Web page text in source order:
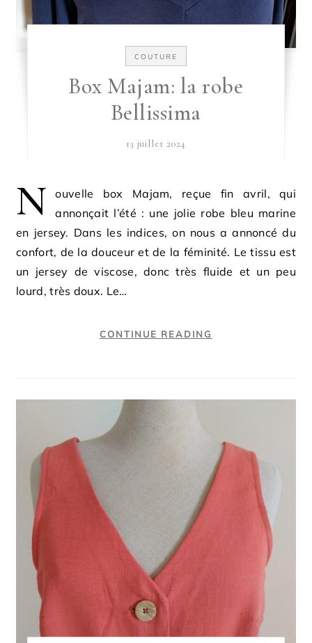
COUTURE
Box Majam: la robe
Bellissima
13 juillet 2024
N
ouvelle box Majam, reçue fin avril, qui
annonçait l’été : une jolie robe bleu marine
en jersey. Dans les indices, on nous a annoncé du
confort, de la douceur et de la féminité. Le tissu est
un jersey de viscose, donc très fluide et un peu
lourd, très doux. Le…
CONTINUE READING